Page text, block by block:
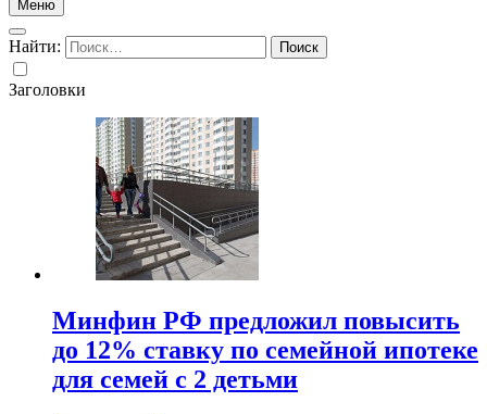
Меню
Найти:
Заголовки
Минфин РФ предложил повысить
до 12% ставку по семейной ипотеке
для семей с 2 детьми